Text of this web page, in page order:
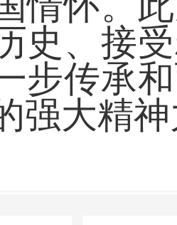
史、接
步传承
强大精